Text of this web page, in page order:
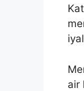
air